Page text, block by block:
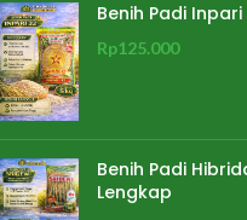
Benih Padi Inpari
Rp125.000
Benih Padi
Lengkap